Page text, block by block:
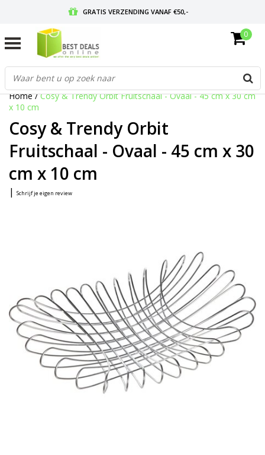
GRATIS VERZENDING VANAF €50,-
GRATIS RETOURNEREN EN 30 DAGEN BEDENKTIJD
0
Home/Cosy & Trendy Orbit Fruitschaal - Ovaal - 45 cm x 30 cm
x 10 cm
Cosy & Trendy Orbit
Fruitschaal - Ovaal - 45 cm x 30
cm x 10 cm
| Schrijf je eigen review